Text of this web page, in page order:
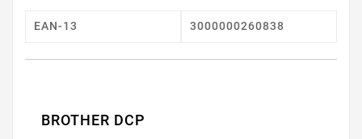
EAN-13 3000000260838
BROTHER DCP